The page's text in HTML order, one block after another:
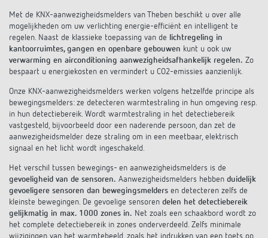
Impulsrelais: licht eenvoudig, efficiënt en
voordelig schakelen
Met de KNX-aanwezigheidsmelders van Theben beschikt u over alle
mogelijkheden om uw verlichting energie-efficiënt en intelligent te
regelen. Naast de klassieke toepassing van de lichtregeling in
kantoorruimtes, gangen en openbare gebouwen kunt u ook uw
verwarming en airconditioning aanwezigheidsafhankelijk regelen. Zo
bespaart u energiekosten en vermindert u CO2-emissies aanzienlijk.
Onze KNX-aanwezigheidsmelders werken volgens hetzelfde principe als
bewegingsmelders: ze detecteren warmtestraling in hun omgeving resp.
in hun detectiebereik. Wordt warmtestraling in het detectiebereik
vastgesteld, bijvoorbeeld door een naderende persoon, dan zet de
aanwezigheidsmelder deze straling om in een meetbaar, elektrisch
signaal en het licht wordt ingeschakeld.
Het verschil tussen bewegings- en aanwezigheidsmelders is de
gevoeligheid van de sensoren. Aanwezigheidsmelders hebben duidelijk
gevoeligere sensoren dan bewegingsmelders en detecteren zelfs de
kleinste bewegingen. De gevoelige sensoren delen het detectiebereik
gelijkmatig in max. 1000 zones in. Net zoals een schaakbord wordt zo
het complete detectiebereik in zones onderverdeeld. Zelfs minimale
wijzigingen van het warmtebeeld, zoals het indrukken van een toets op